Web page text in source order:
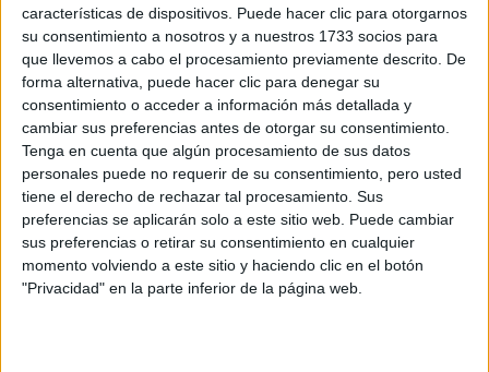
características de dispositivos. Puede hacer clic para otorgarnos
su consentimiento a nosotros y a nuestros 1733 socios para
que llevemos a cabo el procesamiento previamente descrito. De
forma alternativa, puede hacer clic para denegar su
consentimiento o acceder a información más detallada y
cambiar sus preferencias antes de otorgar su consentimiento.
Tenga en cuenta que algún procesamiento de sus datos
personales puede no requerir de su consentimiento, pero usted
tiene el derecho de rechazar tal procesamiento. Sus
preferencias se aplicarán solo a este sitio web. Puede cambiar
sus preferencias o retirar su consentimiento en cualquier
momento volviendo a este sitio y haciendo clic en el botón
"Privacidad" en la parte inferior de la página web.
Etiquetas: Selectividad Ingeniería Química